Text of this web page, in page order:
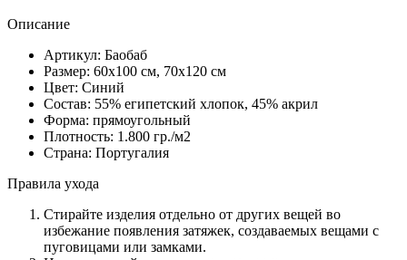
Описание
Артикул: Баобаб
Размер: 60х100 см, 70х120 см
Цвет: Синий
Состав: 55% египетский хлопок, 45% акрил
Форма: прямоугольный
Плотность: 1.800 гр./м2
Страна: Португалия
Правила ухода
Стирайте изделия отдельно от других вещей во
избежание появления затяжек, создаваемых вещами с
пуговицами или замками.